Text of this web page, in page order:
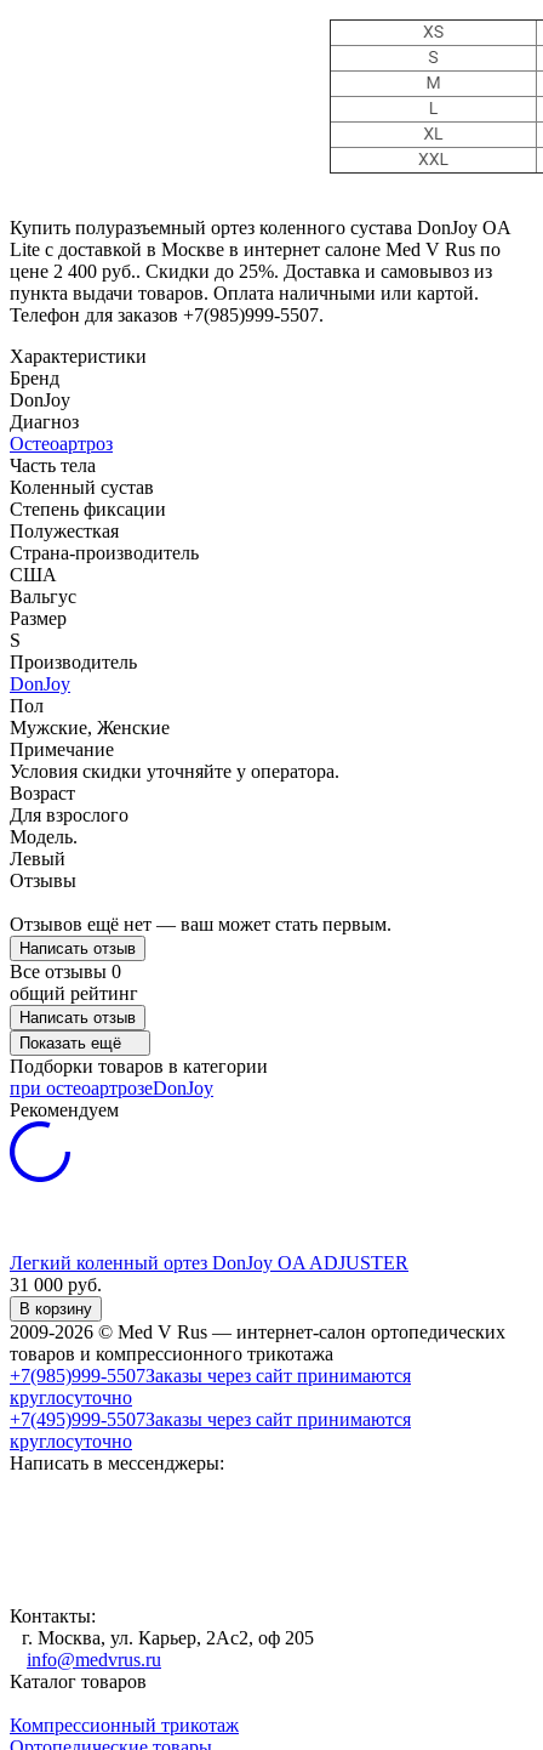
Купить полуразъемный ортез коленного сустава DonJoy OA
Lite с доставкой в Москве в интернет салоне Med V Rus по
цене 2 400 руб.. Скидки до 25%. Доставка и самовывоз из
пункта выдачи товаров. Оплата наличными или картой.
Телефон для заказов +7(985)999-5507.
Характеристики
Бренд
DonJoy
Диагноз
Остеоартроз
Часть тела
Коленный сустав
Степень фиксации
Полужесткая
Страна-производитель
США
Вальгус
Размер
S
Производитель
DonJoy
Пол
Мужские, Женские
Примечание
Условия скидки уточняйте у оператора.
Возраст
Для взрослого
Модель.
Левый
Отзывы
Отзывов ещё нет — ваш может стать первым.
Написать отзыв
Все отзывы 0
общий рейтинг
Написать отзыв
Показать ещё
Подборки товаров в категории
при остеоартрозеDonJoy
Рекомендуем
Легкий коленный ортез DonJoy OA ADJUSTER
31 000 руб.
В корзину
2009-2026 © Med V Rus — интернет-салон ортопедических
товаров и компрессионного трикотажа
+7(985)999-5507Заказы через сайт принимаются
круглосуточно
+7(495)999-5507Заказы через сайт принимаются
круглосуточно
Написать в мессенджеры:
Контакты:
г. Москва, ул. Карьер, 2Ас2, оф 205
info@medvrus.ru
Каталог товаров
Компрессионный трикотаж